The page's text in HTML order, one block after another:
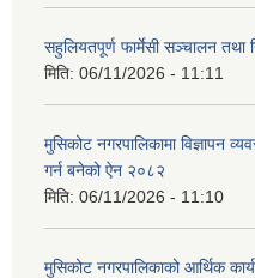
सहुलियतपूर्ण फार्मेसी सञ्चालन तथा
मिति: 06/11/2026 - 11:11
मुसिकोट नगरपालिकामा विज्ञापन
गर्न बनेको ऐन २०८२
मिति: 06/11/2026 - 11:10
मुसिकोट नगरपालिकाको आर्थिक